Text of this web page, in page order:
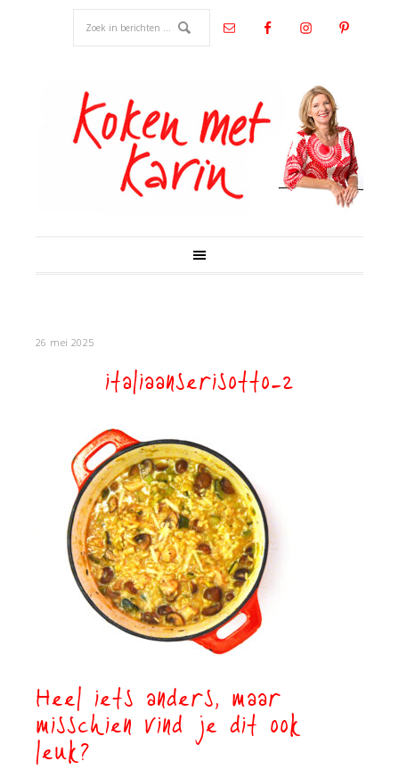
26 mei 2025
italiaanserisotto-2
Heel iets anders, maar
misschien vind je dit ook
leuk?